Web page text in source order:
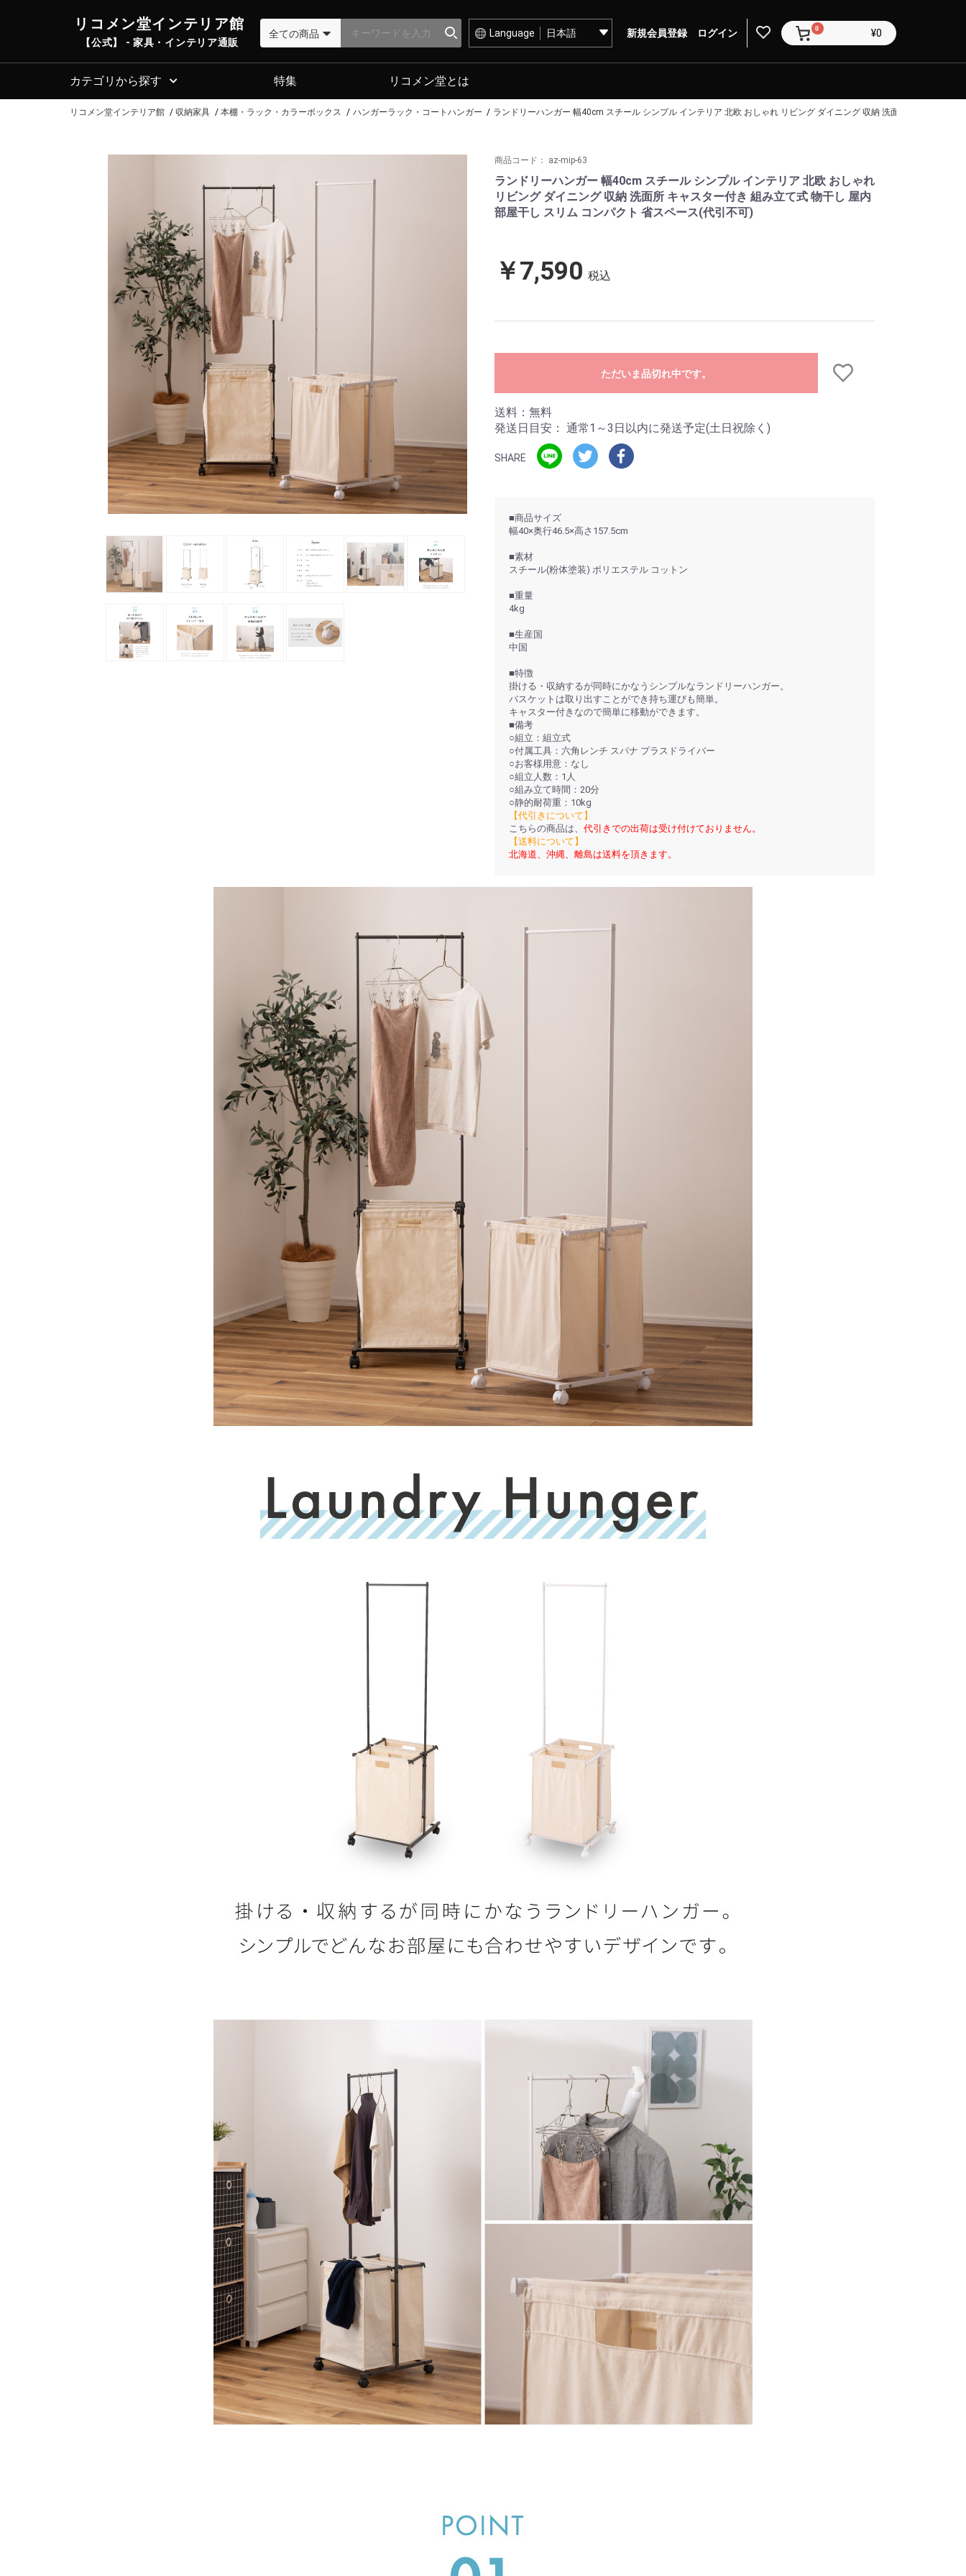
リコメン堂インテリア館
【公式】 - 家具・インテリア通販
Language 新規会員登録 ログイン 0 ¥0
カテゴリから探す 特集 リコメン堂とは
リコメン堂インテリア館 収納家具 本棚・ラック・カラーボックス ハンガーラック・コートハンガー ランドリーハンガー 幅40cm スチール シンプル インテリア 北欧 おしゃれ リビング ダイニング 収納 洗面所 キャスター
商品コード： az-mip-63
ランドリーハンガー 幅40cm スチール シンプル インテリア 北欧 おしゃれ
リビング ダイニング 収納 洗面所 キャスター付き 組み立て式 物干し 屋内
部屋干し スリム コンパクト 省スペース(代引不可)
￥7,590 税込
ただいま品切れ中です。
送料：無料
発送日目安： 通常1～3日以内に発送予定(土日祝除く)
SHARE
■商品サイズ
幅40×奥行46.5×高さ157.5cm
■素材
スチール(粉体塗装) ポリエステル コットン
■重量
4kg
■生産国
中国
■特徴
掛ける・収納するが同時にかなうシンプルなランドリーハンガー。
バスケットは取り出すことができ持ち運びも簡単。
キャスター付きなので簡単に移動ができます。
■備考
○組立：組立式
○付属工具：六角レンチ スパナ プラスドライバー
○お客様用意：なし
○組立人数：1人
○組み立て時間：20分
○静的耐荷重：10kg
【代引きについて】
こちらの商品は、 代引きでの出荷は受け付けておりません。
【送料について】
北海道、沖縄、離島は送料を頂きます。